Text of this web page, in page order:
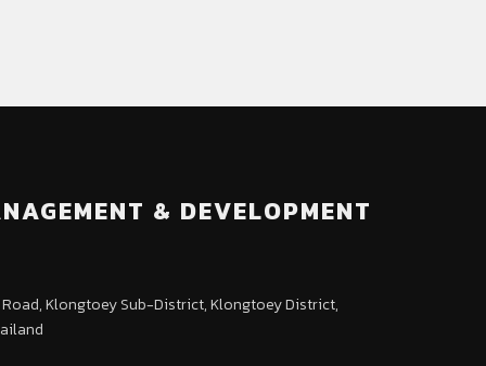
& DEVELOPMENT
Klongtoey Sub-District, Klongtoey District,